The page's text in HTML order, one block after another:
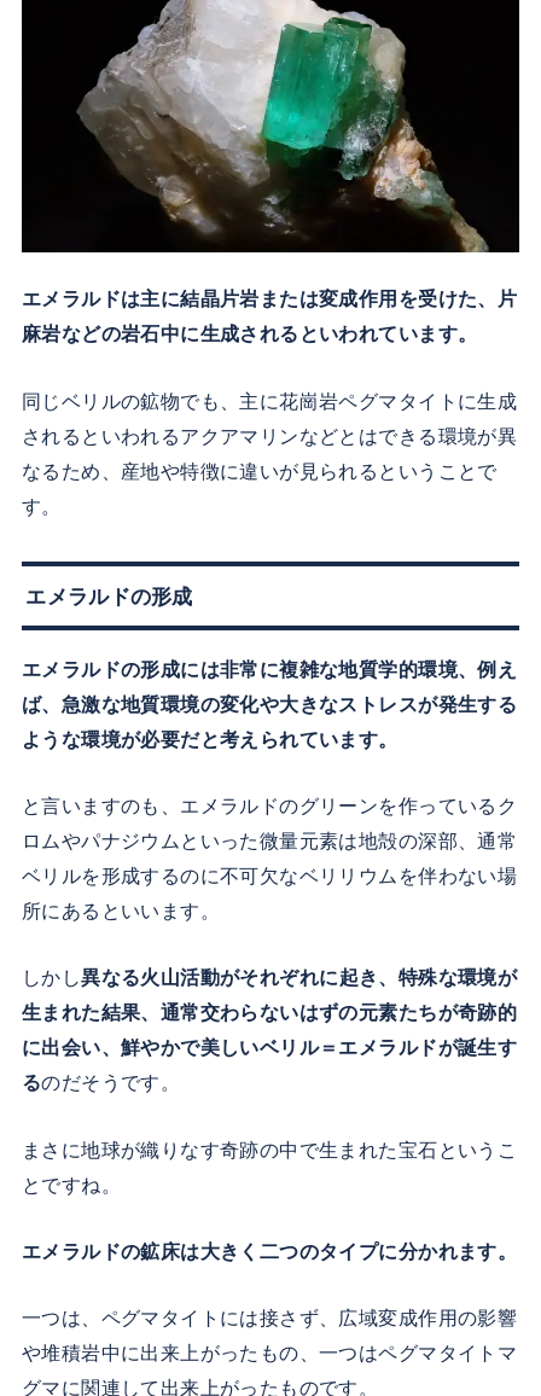
エメラルドは主に結晶片岩または変成作用を受けた、片
麻岩などの岩石中に生成されるといわれています。
同じベリルの鉱物でも、主に花崗岩ペグマタイトに生成
されるといわれるアクアマリンなどとはできる環境が異
なるため、産地や特徴に違いが見られるということで
す。
エメラルドの形成
エメラルドの形成には非常に複雑な地質学的環境、例え
ば、急激な地質環境の変化や大きなストレスが発生する
ような環境が必要だと考えられています。
と言いますのも、エメラルドのグリーンを作っているク
ロムやパナジウムといった微量元素は地殻の深部、通常
ベリルを形成するのに不可欠なベリリウムを伴わない場
所にあるといいます。
しかし異なる火山活動がそれぞれに起き、特殊な環境が
生まれた結果、通常交わらないはずの元素たちが奇跡的
に出会い、鮮やかで美しいベリル＝エメラルドが誕生す
るのだそうです。
まさに地球が織りなす奇跡の中で生まれた宝石というこ
とですね。
エメラルドの鉱床は大きく二つのタイプに分かれます。
一つは、ペグマタイトには接さず、広域変成作用の影響
や堆積岩中に出来上がったもの、一つはペグマタイトマ
グマに関連して出来上がったものです。